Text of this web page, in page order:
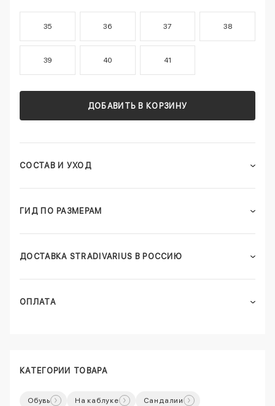
35 36 37 38
39 40 41
ДОБАВИТЬ В КОРЗИНУ
СОСТАВ И УХОД
ГИД ПО РАЗМЕРАМ
ДОСТАВКА STRADIVARIUS В РОССИЮ
ОПЛАТА
КАТЕГОРИИ ТОВАРА
Обувь На каблуке Сандалии